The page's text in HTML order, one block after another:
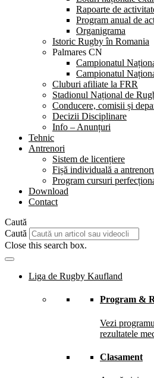
Rapoarte de
Program anual de
Organigrama
Istoric Rugby în Romania
Palmares CN
Campionatul
Campionatul
Cluburi afiliate la FRR
Stadionul Național de
Conducere, comisii și
Decizii Disciplinare
Info – Anunțuri
Tehnic
Antrenori
Sistem de licențiere
Fișă individuală a
Program cursuri
Download
Contact
Caută
Caută
Close this search box.
Liga de Rugby Kaufland
Program &
Vezi
rezultatele
Clasament